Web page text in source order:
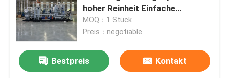
hoher Reinheit Einfache
Installation
MOQ：1 Stück
Preis：negotiable
Bestpreis Kontakt